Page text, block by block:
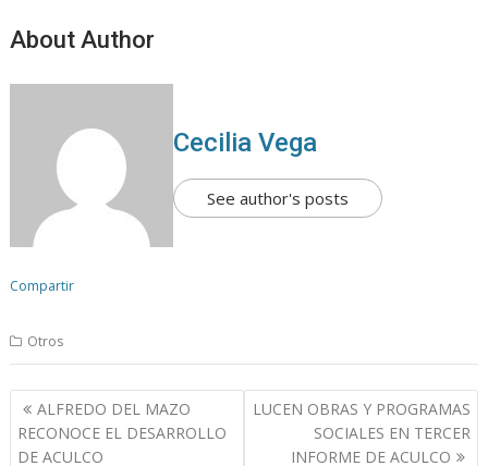
About Author
Cecilia Vega
See author's posts
Compartir
Otros
N
a
v
ALFREDO DEL MAZO
RECONOCE EL DESARROLLO
DE ACULCO
LUCEN OBRAS Y PROGRAMAS
SOCIALES EN TERCER
INFORME DE ACULCO